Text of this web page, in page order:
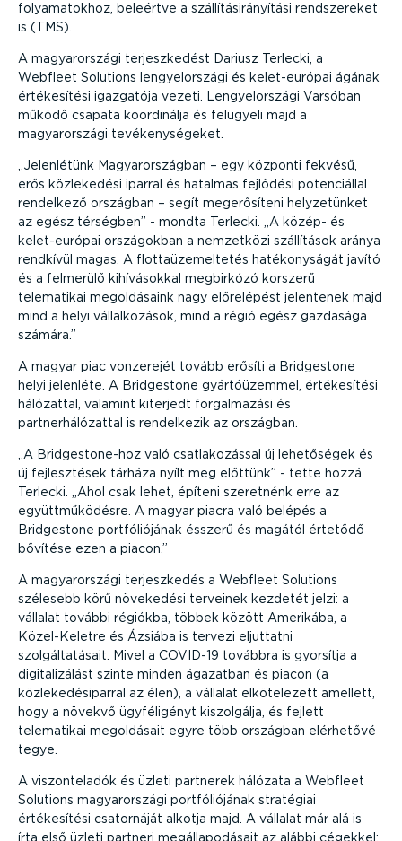
folyamatokhoz, beleértve a szállításirányítási rendszereket
is (TMS).
A magyarországi terjeszkedést Dariusz Terlecki, a
Webfleet Solutions lengyelországi és kelet-európai ágának
értékesítési igazgatója vezeti. Lengyelországi Varsóban
működő csapata koordinálja és felügyeli majd a
magyarországi tevékenységeket.
Jelenlétünk Magyarországban – egy központi fekvésű,
erős közlekedési iparral és hatalmas fejlődési potenciállal
rendelkező országban – segít megerősíteni helyzetünket
az egész térségben
- mondta Terlecki.
A közép- és
kelet-európai országokban a nemzetközi szállítások aránya
rendkívül magas. A flottaüzemeltetés hatékonyságát javító
és a felmerülő kihívásokkal megbirkózó korszerű
telematikai megoldásaink nagy előrelépést jelentenek majd
mind a helyi vállalkozások, mind a régió egész gazdasága
számára.
A magyar piac vonzerejét tovább erősíti a Bridgestone
helyi jelenléte. A Bridgestone gyártóüzemmel, értékesítési
hálózattal, valamint kiterjedt forgalmazási és
partnerhálózattal is rendelkezik az országban.
A Bridgestone-hoz való csatlakozással új lehetőségek és
új fejlesztések tárháza nyílt meg előttünk
- tette hozzá
Terlecki.
Ahol csak lehet, építeni szeretnénk erre az
együttműködésre. A magyar piacra való belépés a
Bridgestone portfóliójának ésszerű és magától értetődő
bővítése ezen a piacon.
A magyarországi terjeszkedés a Webfleet Solutions
szélesebb körű növekedési terveinek kezdetét jelzi: a
vállalat további régiókba, többek között Amerikába, a
Közel-Keletre és Ázsiába is tervezi eljuttatni
szolgáltatásait. Mivel a COVID-19 továbbra is gyorsítja a
digitalizálást szinte minden ágazatban és piacon (a
közlekedésiparral az élen), a vállalat elkötelezett amellett,
hogy a növekvő ügyféligényt kiszolgálja, és fejlett
telematikai megoldásait egyre több országban elérhetővé
tegye.
A viszonteladók és üzleti partnerek hálózata a Webfleet
Solutions magyarországi portfóliójának stratégiai
értékesítési csatornáját alkotja majd. A vállalat már alá is
írta első üzleti partneri megállapodásait az alábbi cégekkel: